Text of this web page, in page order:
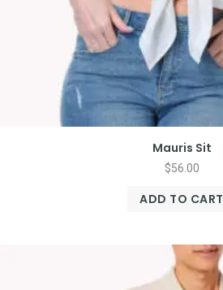
Mauris Sit
$56.00
ADD TO CART